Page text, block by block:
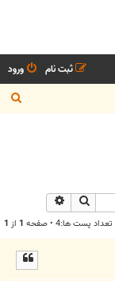
ورود
ثبت نام
س
جستجو
تعداد پست ها:4 • صفحه 1 از 1